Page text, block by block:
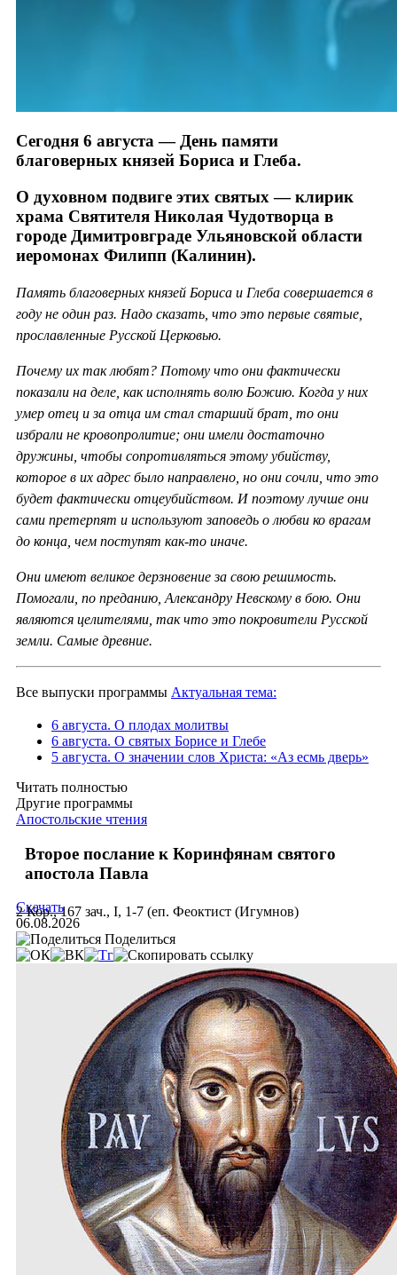
Сегодня 6 августа — День памяти
благоверных князей Бориса и Глеба.
О духовном подвиге этих святых — клирик
храма Святителя Николая Чудотворца в
городе Димитровграде Ульяновской области
иеромонах Филипп (Калинин).
Память благоверных князей Бориса и Глеба совершается в
году не один раз. Надо сказать, что это первые святые,
прославленные Русской Церковью.
Почему их так любят? Потому что они фактически
показали на деле, как исполнять волю Божию. Когда у них
умер отец и за отца им стал старший брат, то они
избрали не кровопролитие; они имели достаточно
дружины, чтобы сопротивляться этому убийству,
которое в их адрес было направлено, но они сочли, что это
будет фактически отцеубийством. И поэтому лучше они
сами претерпят и используют заповедь о любви ко врагам
до конца, чем поступят как-то иначе.
Они имеют великое дерзновение за свою решимость.
Помогали, по преданию, Александру Невскому в бою. Они
являются целителями, так что это покровители Русской
земли. Самые древние.
Все выпуски программы Актуальная тема:
6 августа. О плодах молитвы
6 августа. О святых Борисе и Глебе
5 августа. О значении слов Христа: «Аз есмь дверь»
Читать полностью
Другие программы
Апостольские чтения
Второе послание к Коринфянам святого
апостола Павла
2 Кор., 167 зач., I, 1-7 (еп. Феоктист (Игумнов)
Скачать
06.08.2026
Поделиться